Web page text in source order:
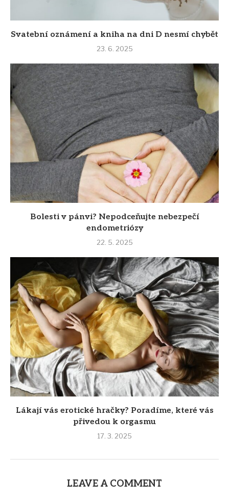
Svatební oznámení a kniha na dni D nesmí chybět
23. 6. 2025
Bolesti v pánvi? Nepodceňujte nebezpečí
endometriózy
22. 5. 2025
Lákají vás erotické hračky? Poradíme, které vás
přivedou k orgasmu
17. 3. 2025
LEAVE A COMMENT